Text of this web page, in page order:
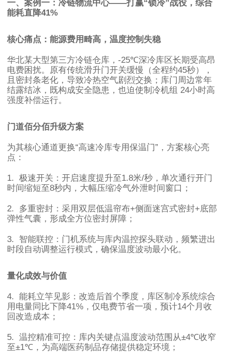
一、案例一：冷链物流中心——打赢“锁冷”战役，综合
能耗直降41%
核心痛点：能源费用畸高，温度控制失稳
华北某大型第三方冷链仓库， -25℃深冷库区长期受高昂
电费困扰。原有传统滑升门开关缓慢（全程约45秒），
且密封条老化，导致冷热空气剧烈交换；库门周边常年
结露结冰，既构成安全隐患，也迫使制冷机组 24小时高
强度补偿运行。
门道佰分佰升级方案
为其核心通道更换“高速冷库专用保温门” ，方案核心亮
点：
1. 极速开关：开启速度提升至1.8米/秒，单次通行开门
时间缩短至8秒内，大幅压缩冷气外泄时间窗口；
2. 多重密封：采用双层低温帘布+侧面迷宫式密封+底部
弹性气囊，形成全方位密封屏障；
3. 智能联控：门机系统与库内温控探头联动，频繁进出
时段自动调整运行模式，确保温度波动最小化。
量化成效与价值
4. 能耗立竿见影：改造后首个季度，库区制冷系统综合
用电量同比下降41% ，仅电费节省一项，预计14个月收
回改造成本；
5. 温控精准可控：库内关键点温度波动范围从±4℃收窄
至±1℃ ，为高端医药制品存储提供稳定环境；